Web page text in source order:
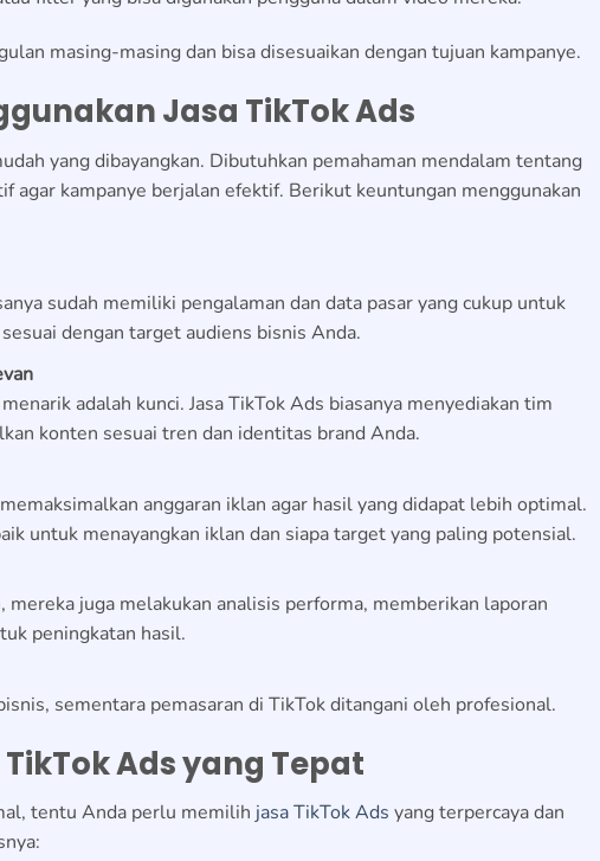
masing-masing dan bisa disesuaikan dengan tujuan kampanye.
Jasa TikTok Ads
yang dibayangkan. Dibutuhkan pemahaman mendalam tentang
agar kampanye berjalan efektif. Berikut keuntungan menggunakan
sudah memiliki pengalaman dan data pasar yang cukup untuk
dengan target audiens bisnis Anda.
adalah kunci. Jasa TikTok Ads biasanya menyediakan tim
konten sesuai tren dan identitas brand Anda.
anggaran iklan agar hasil yang didapat lebih optimal.
untuk menayangkan iklan dan siapa target yang paling potensial.
mereka juga melakukan analisis performa, memberikan laporan
peningkatan hasil.
sementara pemasaran di TikTok ditangani oleh profesional.
Ads yang Tepat
tentu Anda perlu memilih jasa TikTok Ads yang terpercaya dan